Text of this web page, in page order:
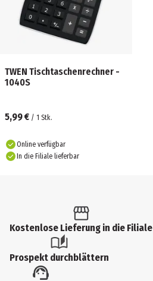
TWEN Tischtaschenrechner -
1040S
5,99 € / 1 Stk.
Online verfügbar
In die Filiale lieferbar
Kostenlose Lieferung in die Filiale
Prospekt durchblättern